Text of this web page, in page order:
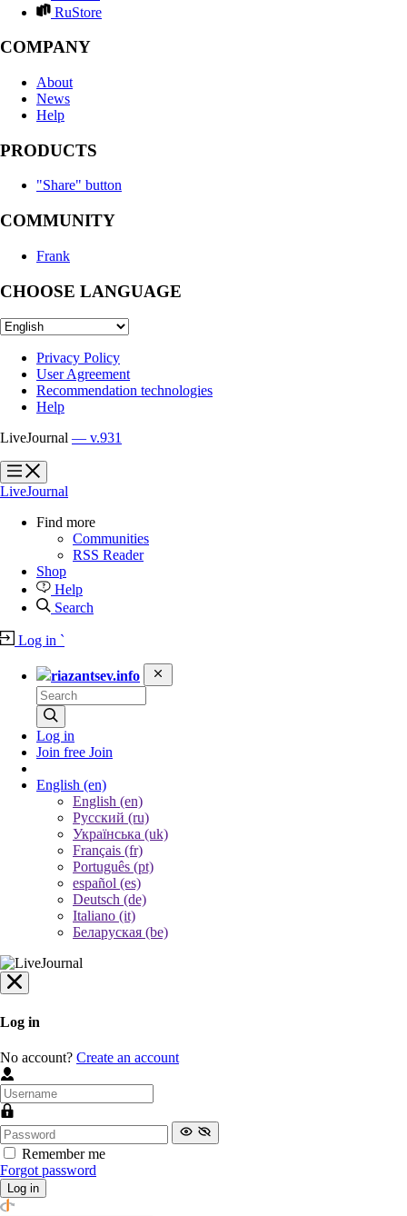
RuStore
COMPANY
About
News
Help
PRODUCTS
"Share" button
COMMUNITY
Frank
CHOOSE LANGUAGE
Privacy Policy
User Agreement
Recommendation technologies
Help
LiveJournal — v.931
?
?
LiveJournal
Find more
Communities
RSS Reader
Shop
Help
Search
Log in `
riazantsev.info
Log in
Join free Join
English (en)
English (en)
Русский (ru)
Українська (uk)
Français (fr)
Português (pt)
español (es)
Deutsch (de)
Italiano (it)
Беларуская (be)
Log in
No account? Create an account
Remember me
Forgot password
Log in